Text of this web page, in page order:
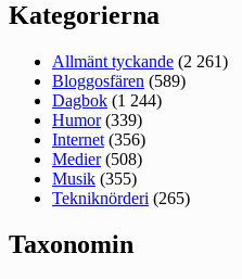
Kategorierna
Allmänt tyckande (2 261)
Bloggosfären (589)
Dagbok (1 244)
Humor(339)
Internet (356)
Medier(508)
Musik (355)
Tekniknörderi (265)
Taxonomin